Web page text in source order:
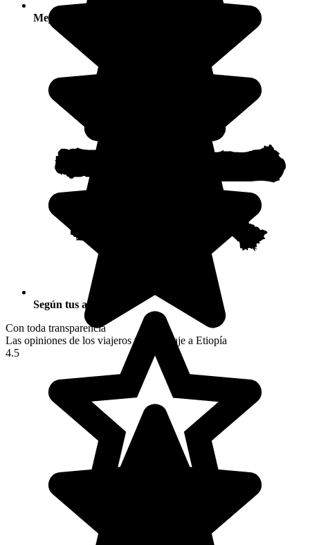
Mejores temporadas
Según tus actividades
Con toda transparencia
Las opiniones de los viajeros tras su viaje a Etiopía
4.5